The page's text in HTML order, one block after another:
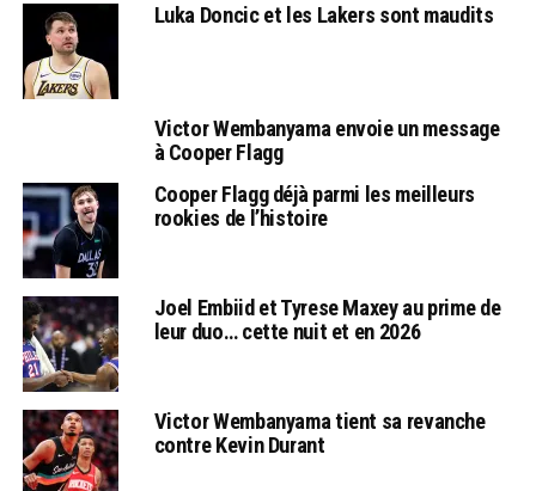
Luka Doncic et les Lakers sont maudits
Victor Wembanyama envoie un message
à Cooper Flagg
Cooper Flagg déjà parmi les meilleurs
rookies de l’histoire
Joel Embiid et Tyrese Maxey au prime de
leur duo… cette nuit et en 2026
Victor Wembanyama tient sa revanche
contre Kevin Durant